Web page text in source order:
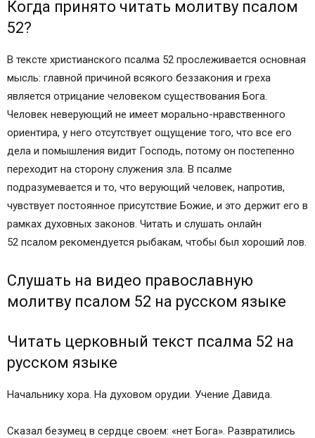
Когда принято читать молитву псалом
52?
В тексте христианского псалма 52 прослеживается основная
мысль: главной причиной всякого беззакония и греха
является отрицание человеком существования Бога.
Человек неверующий не имеет морально-нравственного
ориентира, у него отсутствует ощущение того, что все его
дела и помышления видит Господь, потому он постепенно
переходит на сторону служения зла. В псалме
подразумевается и то, что верующий человек, напротив,
чувствует постоянное присутствие Божие, и это держит его в
рамках духовных законов. Читать и слушать онлайн
52 псалом рекомендуется рыбакам, чтобы был хороший лов.
Слушать на видео православную
молитву псалом 52 на русском языке
Читать церковный текст псалма 52 на
русском языке
Начальнику хора. На духовом орудии. Учение Давида.
Сказал безумец в сердце своем: «нет Бога». Развратились